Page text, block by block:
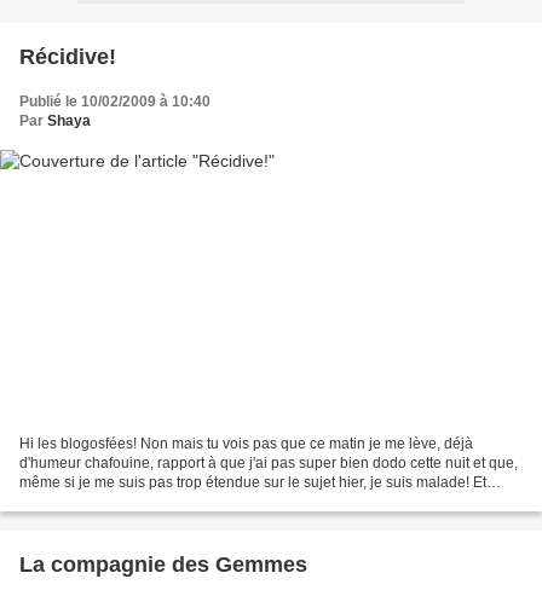
Récidive!
Publié le 10/02/2009 à 10:40
Par Shaya
Hi les blogosfées! Non mais tu vois pas que ce matin je me lève, déjà
d'humeur chafouine, rapport à que j'ai pas super bien dodo cette nuit et que,
même si je me suis pas trop étendue sur le sujet hier, je suis malade! Et
La compagnie des Gemmes